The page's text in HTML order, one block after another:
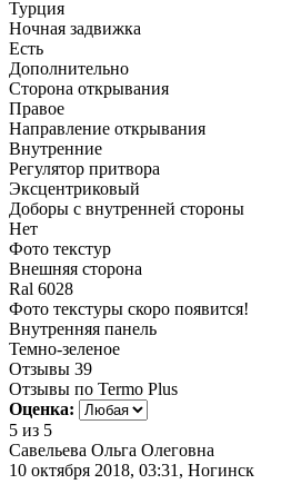
Турция
Ночная задвижка
Есть
Дополнительно
Сторона открывания
Правое
Направление открывания
Внутренние
Регулятор притвора
Эксцентриковый
Доборы с внутренней стороны
Нет
Фото текстур
Внешняя сторона
Ral 6028
Фото текстуры скоро появится!
Внутренняя панель
Темно-зеленое
Отзывы 39
Отзывы по Termo Plus
Оценка:
5 из 5
Савельева Ольга Олеговна
10 октября 2018, 03:31, Ногинск